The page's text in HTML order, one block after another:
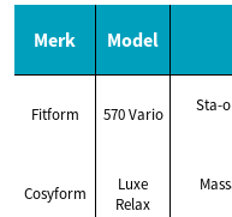
Merk Model
Fitform 570 Vario
Sta-
Cosyform
Luxe
Relax